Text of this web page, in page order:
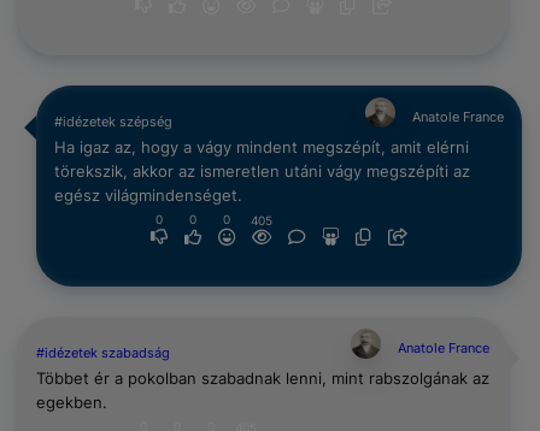
#idézetek szépség Anatole France
Ha igaz az, hogy a vágy mindent megszépít, amit elérni
törekszik, akkor az ismeretlen utáni vágy megszépíti az
egész világmindenséget.
0 0 0 405
#idézetek szabadság Anatole France
Többet ér a pokolban szabadnak lenni, mint rabszolgának az
egekben.